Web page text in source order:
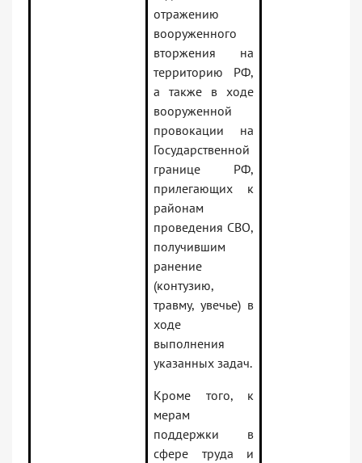
отражению
вооруженного
вторжения на
территорию РФ,
а также в ходе
вооруженной
провокации на
Государственной
границе РФ,
прилегающих к
районам
проведения СВО,
получившим
ранение
(контузию,
травму, увечье) в
ходе
выполнения
указанных задач.
Кроме того, к
мерам
поддержки в
сфере труда и